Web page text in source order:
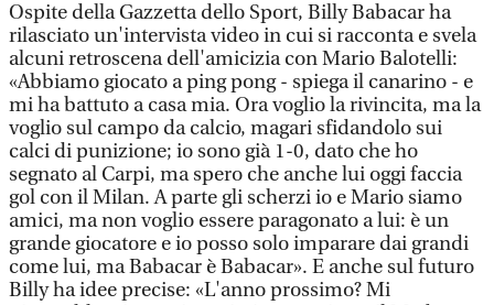
Ospite della Gazzetta dello Sport, Billy Babacar ha
rilasciato un'intervista video in cui si racconta e svela
alcuni retroscena dell'amicizia con Mario Balotelli:
«Abbiamo giocato a ping pong - spiega il canarino - e
mi ha battuto a casa mia. Ora voglio la rivincita, ma la
voglio sul campo da calcio, magari sfidandolo sui
calci di punizione; io sono già 1-0, dato che ho
segnato al Carpi, ma spero che anche lui oggi faccia
gol con il Milan. A parte gli scherzi io e Mario siamo
amici, ma non voglio essere paragonato a lui: è un
grande giocatore e io posso solo imparare dai grandi
come lui, ma Babacar è Babacar». E anche sul futuro
Billy ha idee precise: «L'anno prossimo? Mi